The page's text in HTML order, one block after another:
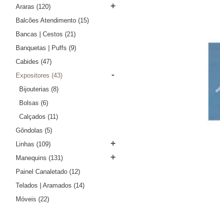
Araras (120) +
Balcões Atendimento (15)
Bancas | Cestos (21)
Banquetas | Puffs (9)
Cabides (47)
Expositores (43) -
Bijouterias (8)
Bolsas (6)
Calçados (11)
Gôndolas (5)
Linhas (109) +
Manequins (131) +
Painel Canaletado (12)
Telados | Aramados (14)
Móveis (22)